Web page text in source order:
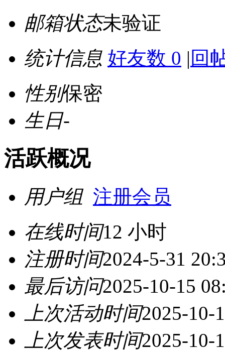
邮箱状态未验证
统计信息 好友数 0 | 回
性别保密
生日-
活跃概况
用户组 注册会员
在线时间12 小时
注册时间2024-5-31
最后访问2025-10-15
上次活动时间2025-10-
上次发表时间2025-10-